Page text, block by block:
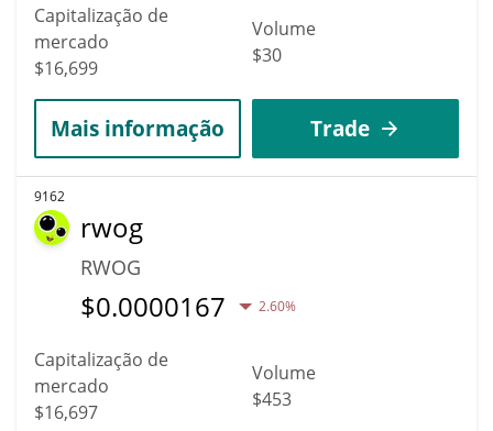
Capitalização de
mercado
$16,699
Volume
$30
Mais informação Trade
9162
rwog
RWOG
$0.0000167 2.60%
Capitalização de
mercado
$16,697
Volume
$453